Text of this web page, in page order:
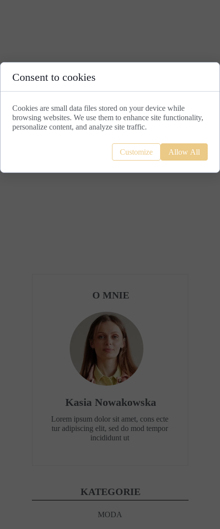
Lorem ipsum dolor sit amet, cons ecte
tur adipiscing elit, sed do mod tempor
incididunt ut
Kasia Nowakowska
O MNIE
KATEGORIE
MODA
Consent to cookies
Cookies are small data files stored on your device while
browsing websites. We use them to enhance site functionality,
personalize content, and analyze site traffic.
Customize Allow All